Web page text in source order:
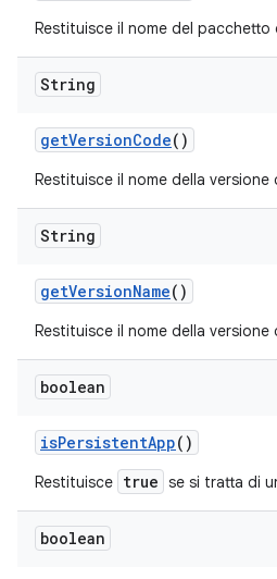
Restituisce il nome del pacchetto
String
getVersionCode()
Restituisce il nome della
String
getVersionName()
Restituisce il nome della
boolean
isPersistentApp()
Restituisce true se si tratta di
boolean